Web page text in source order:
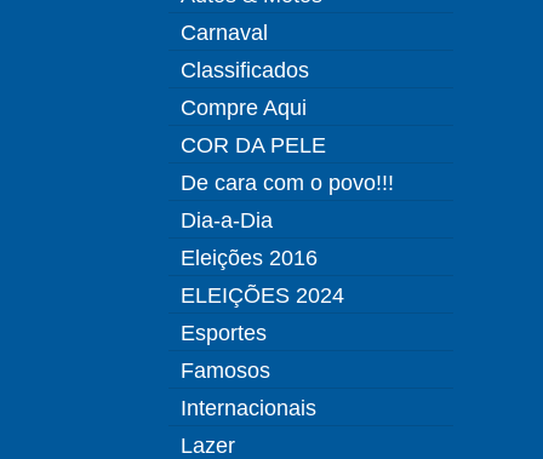
Carnaval
Classificados
Compre Aqui
COR DA PELE
De cara com o povo!!!
Dia-a-Dia
Eleições 2016
ELEIÇÕES 2024
Esportes
Famosos
Internacionais
Lazer